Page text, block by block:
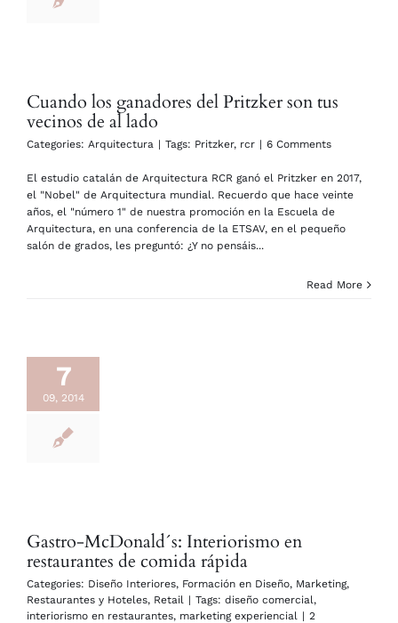
Cuando los ganadores del Pritzker son tus
vecinos de al lado
Categories: Arquitectura | Tags: Pritzker, rcr | 6 Comments
El estudio catalán de Arquitectura RCR ganó el Pritzker en 2017,
el "Nobel" de Arquitectura mundial. Recuerdo que hace veinte
años, el "número 1" de nuestra promoción en la Escuela de
Arquitectura, en una conferencia de la ETSAV, en el pequeño
salón de grados, les preguntó: ¿Y no pensáis...
Read More
7
09, 2014
Gastro-McDonald´s: Interiorismo en
restaurantes de comida rápida
Categories: Diseño Interiores, Formación en Diseño, Marketing,
Restaurantes y Hoteles, Retail | Tags: diseño comercial,
interiorismo en restaurantes, marketing experiencial | 2